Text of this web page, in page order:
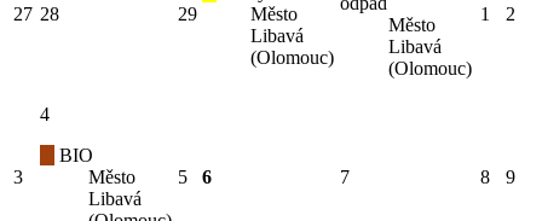
27 28 29
Město
Libavá
(Olomouc)
Město
Libavá
(Olomouc)
1 2
3
4
BIO
Město
Libavá
5 6 7 8 9